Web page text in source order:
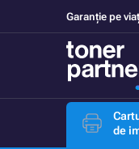
Garanție pe
de